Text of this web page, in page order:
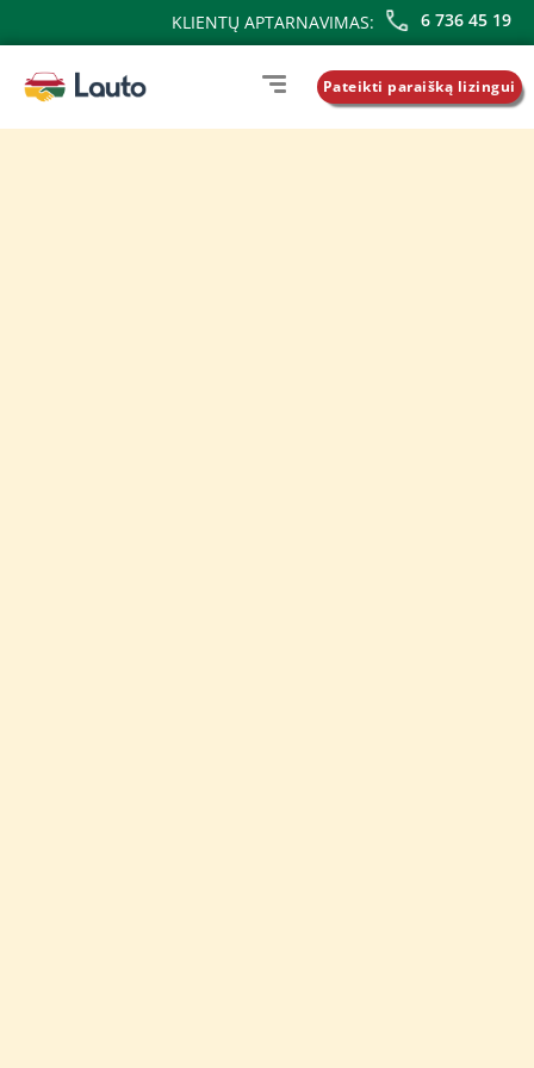
KLIENTŲ APTARNAVIMAS: 6 736 45 19
Pateikti paraišką lizingui